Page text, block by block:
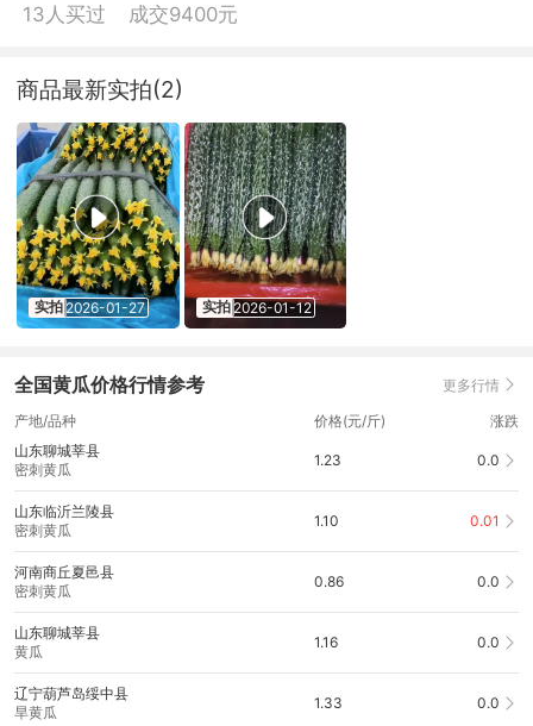
13人买过
成交9400元
商品最新实拍(2)
实拍 2026-01-27 实拍 2026-01-12
全国黄瓜价格行情参考 更多行情
产地/品种 价格(元/斤)
涨跌
山东聊城莘县
密刺黄瓜
1.23 0.0
山东临沂兰陵县
密刺黄瓜
1.10 0.01
河南商丘夏邑县
密刺黄瓜
0.86 0.0
山东聊城莘县
黄瓜
1.16 0.0
辽宁葫芦岛绥中县
旱黄瓜
1.33 0.0